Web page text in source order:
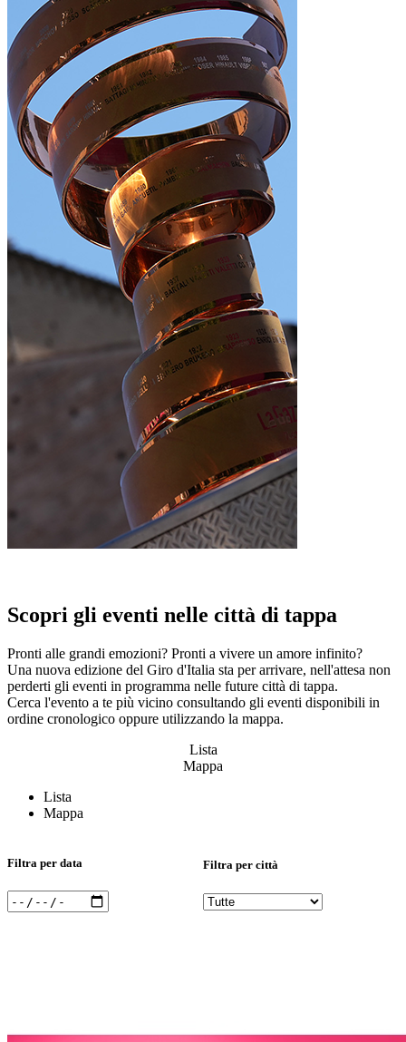
Scopri gli eventi nelle città di tappa
Pronti alle grandi emozioni? Pronti a vivere un amore infinito?
Una nuova edizione del Giro d'Italia sta per arrivare, nell'attesa non
perderti gli eventi in programma nelle future città di tappa.
Cerca l'evento a te più vicino consultando gli eventi disponibili in
ordine cronologico oppure utilizzando la mappa.
Lista
Mappa
Lista
Mappa
Filtra per data Filtra per città